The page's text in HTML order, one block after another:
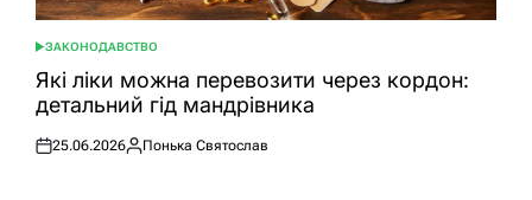
ОПУБЛІКУВАТИ
У
ЗАКОНОДАВСТВО
Які ліки можна перевозити через кордон:
детальний гід мандрівника
Оприлюднено
25.06.2026
Опубліковано
Понька Святослав